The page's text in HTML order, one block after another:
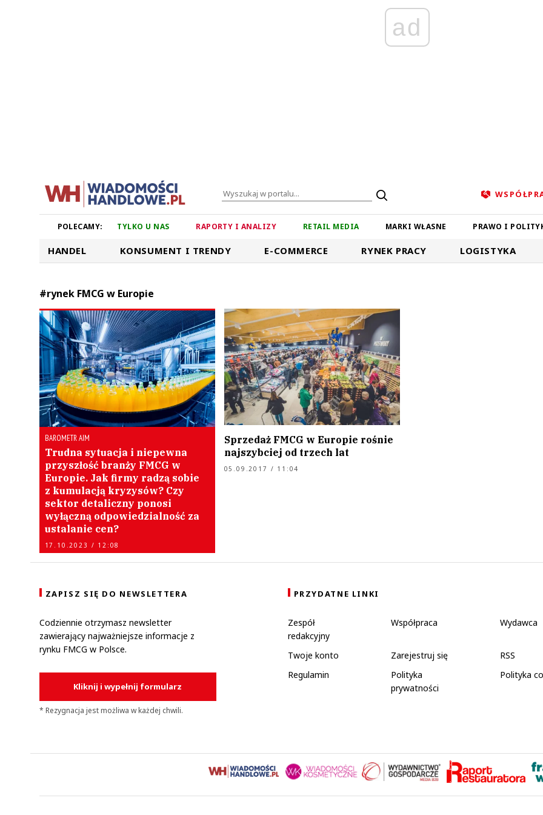
ad
POLECAMY: TYLKO U NAS RAPORTY I ANALIZY RETAIL MEDIA MARKI WŁASNE PRAWO I
HANDEL KONSUMENT I TRENDY E-COMMERCE RYNEK PRACY LOGISTYKA
#rynek FMCG w Europie
BAROMETR AIM
Trudna sytuacja i niepewna
przyszłość branży FMCG w
Europie. Jak firmy radzą sobie
z kumulacją kryzysów? Czy
sektor detaliczny ponosi
wyłączną odpowiedzialność za
ustalanie cen?
17.10.2023 / 12:08
Sprzedaż FMCG w Europie rośnie
najszybciej od trzech lat
05.09.2017 / 11:04
ZAPISZ SIĘ DO NEWSLETTERA
Codziennie otrzymasz newsletter
zawierający najważniejsze informacje z
rynku FMCG w Polsce.
Kliknij i wypełnij formularz
* Rezygnacja jest możliwa w każdej chwili.
PRZYDATNE LINKI
Zespół
redakcyjny
Współpraca Wydawca
Twoje konto Zarejestruj się
RSS
Regulamin
Polityka
prywatności
Polityka